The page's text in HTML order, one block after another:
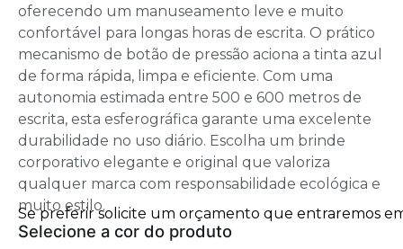
oferecendo um manuseamento leve e muito
confortável para longas horas de escrita. O prático
mecanismo de botão de pressão aciona a tinta azul
de forma rápida, limpa e eficiente. Com uma
autonomia estimada entre 500 e 600 metros de
escrita, esta esferográfica garante uma excelente
durabilidade no uso diário. Escolha um brinde
corporativo elegante e original que valoriza
qualquer marca com responsabilidade ecológica e
muito estilo.